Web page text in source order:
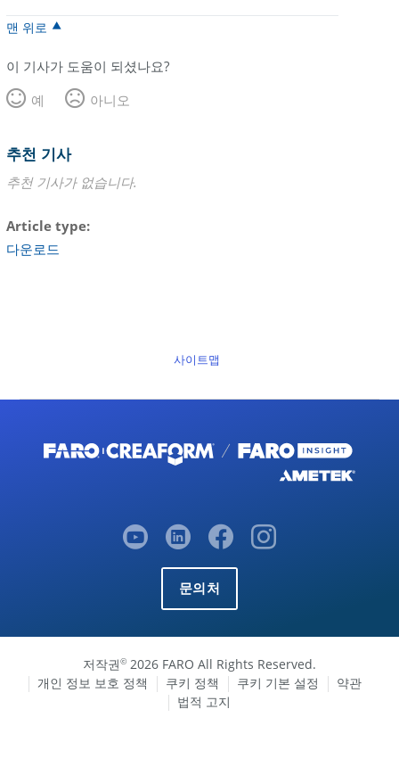
맨 위로
이 기사가 도움이 되셨나요?
예
아니오
추천 기사
추천 기사가 없습니다.
Article type
다운로드
사이트맵
문의처
저작권© 2026 FARO All Rights Reserved.
개인 정보 보호 정책
쿠키 정책 쿠키 기본 설정
약관
법적 고지